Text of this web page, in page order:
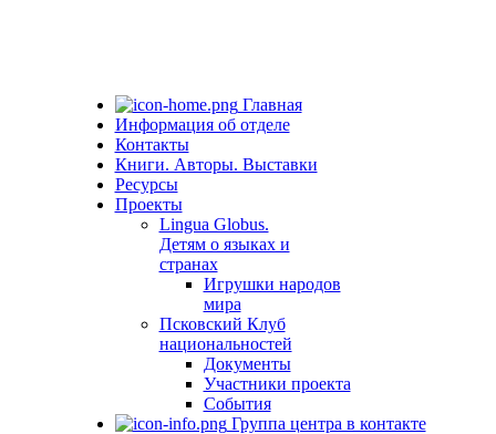
Главная
Информация об отделе
Контакты
Книги. Авторы. Выставки
Ресурсы
Проекты
Lingua Globus.
Детям о языках и
странах
Игрушки народов
мира
Псковский Клуб
национальностей
Документы
Участники проекта
События
Группа центра в контакте